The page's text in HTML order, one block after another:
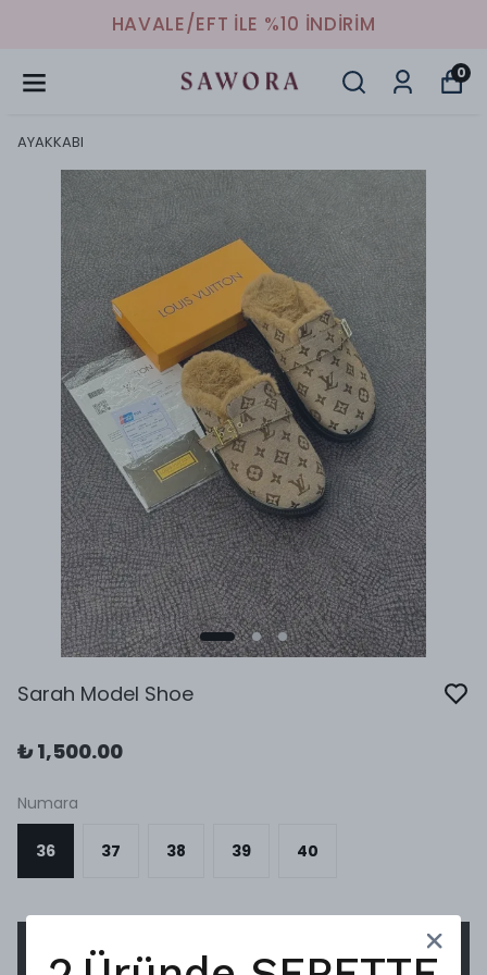
HAVALE/EFT İLE %10 İNDİRİM
0
AYAKKABI
Sarah Model Shoe
₺ 1,500.00
Numara
36 37 38 39 40
SEPETE EKLE